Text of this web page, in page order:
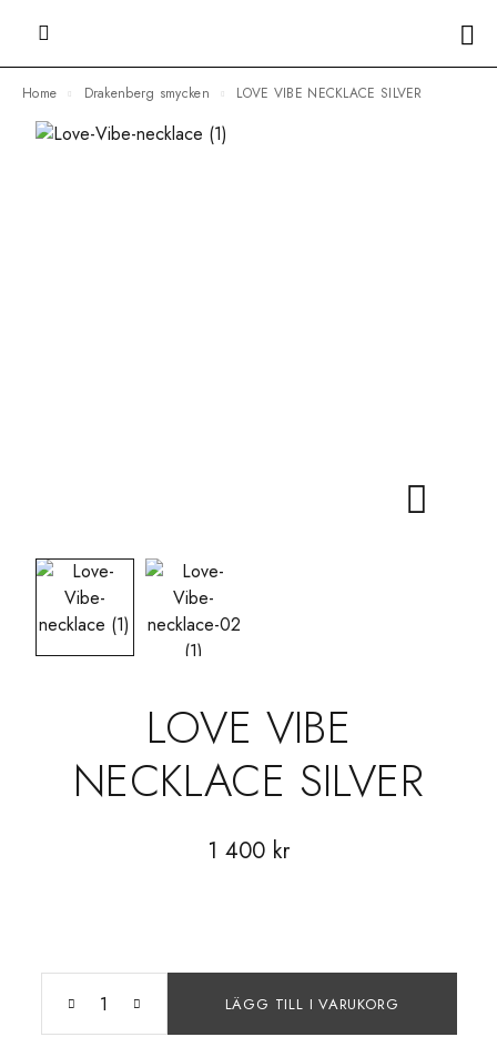
Home Drakenberg smycken LOVE VIBE NECKLACE SILVER
LOVE VIBE
NECKLACE SILVER
1 400 kr
LÄGG TILL I VARUKORG